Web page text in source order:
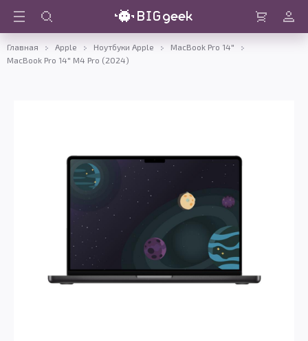
Войти
Главная Apple Ноутбуки Apple
MacBook Pro 14"
MacBook Pro 14" M4 Pro (2024)